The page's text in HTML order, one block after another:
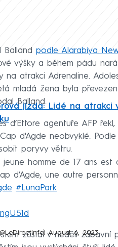
Balland podle Alarabiya
výšky a během pádu
na atrakci Adrenaline.
mladá žena byla
Balland.
jízda: Lidé na atrakci
d’Ettore agentuře AFP
d'Agde neobvyklé.
poryvy větru.
homme de 17 ans
d’Agde, une autre
#LunaPark
August 6, 2023
zůstal v neděli zábavní